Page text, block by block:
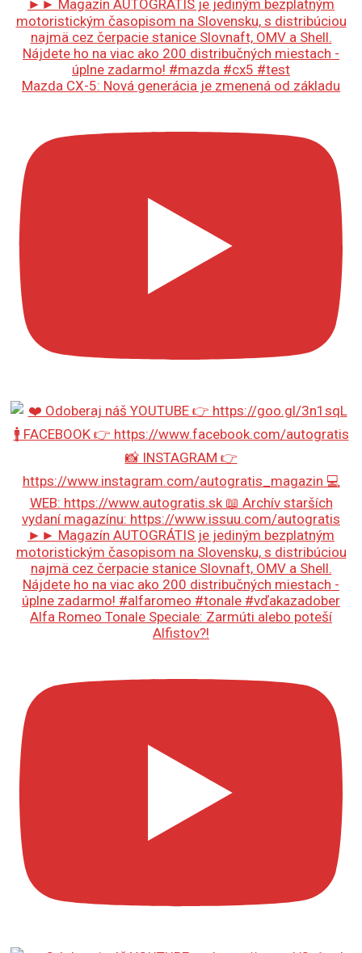
Mazda CX-5: Nová generácia je zmenená od základu
Alfa Romeo Tonale Speciale: Zarmúti alebo poteší
Alfistov?!